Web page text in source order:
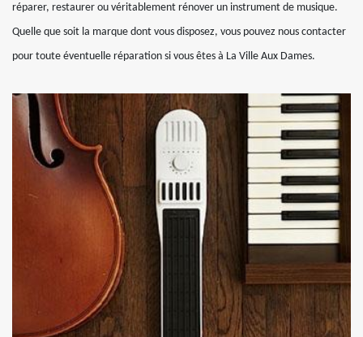
réparer, restaurer ou véritablement rénover un instrument de musique.
Quelle que soit la marque dont vous disposez, vous pouvez nous contacter
pour toute éventuelle réparation si vous êtes à La Ville Aux Dames.